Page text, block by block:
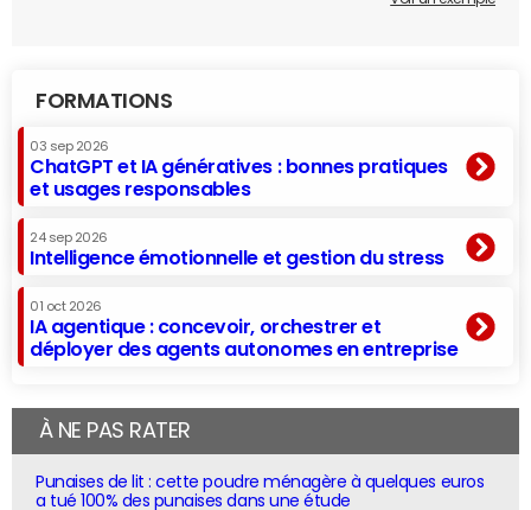
FORMATIONS
03 sep 2026
ChatGPT et IA génératives : bonnes pratiques
et usages responsables
24 sep 2026
Intelligence émotionnelle et gestion du stress
01 oct 2026
IA agentique : concevoir, orchestrer et
déployer des agents autonomes en entreprise
À NE PAS RATER
Punaises de lit : cette poudre ménagère à quelques euros
a tué 100% des punaises dans une étude